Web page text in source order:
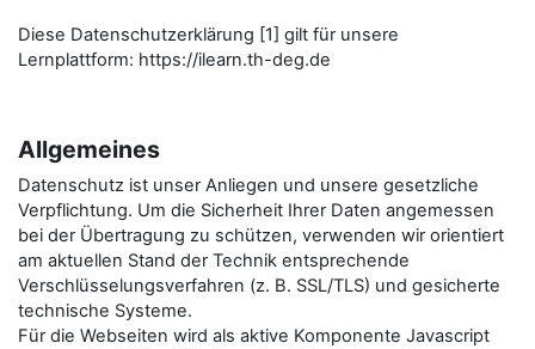
Diese Datenschutzerklärung [1] gilt für unsere
Lernplattform: https://ilearn.th-deg.de
Allgemeines
Datenschutz ist unser Anliegen und unsere gesetzliche
Verpflichtung. Um die Sicherheit Ihrer Daten angemessen
bei der Übertragung zu schützen, verwenden wir orientiert
am aktuellen Stand der Technik entsprechende
Verschlüsselungsverfahren (z. B. SSL/TLS) und gesicherte
technische Systeme.
Für die Webseiten wird als aktive Komponente Javascript